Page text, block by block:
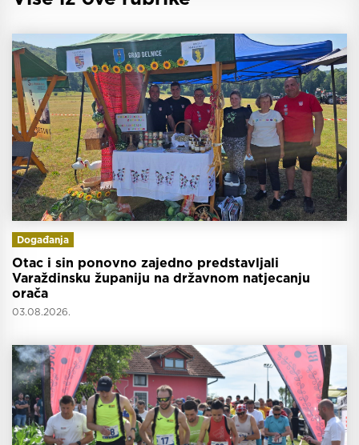
Događanja
Otac i sin ponovno zajedno predstavljali
Varaždinsku županiju na državnom natjecanju
orača
03.08.2026.